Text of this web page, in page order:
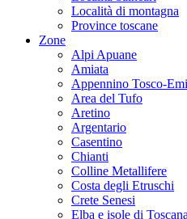
Località di montagna
Province toscane
Zone
Alpi Apuane
Amiata
Appennino Tosco-
Area del Tufo
Aretino
Argentario
Casentino
Chianti
Colline Metallifere
Costa degli Etruschi
Crete Senesi
Elba e isole di